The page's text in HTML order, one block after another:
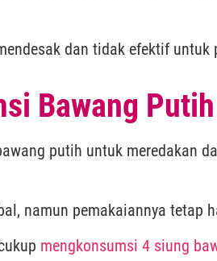
dan tidak efektif
Bawang
putih untuk meredakan
namun pemakaiannya tetap
mengkonsumsi 4 siung